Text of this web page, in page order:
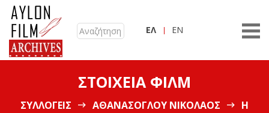
ΕΛ EN
ΣΤΟΙΧΕΊΑ ΦΙΛΜ
ΣΥΛΛΟΓΕΊΣ ΑΘΑΝΑΣΌΓΛΟΥ ΝΙΚΌΛΑΟΣ
Η